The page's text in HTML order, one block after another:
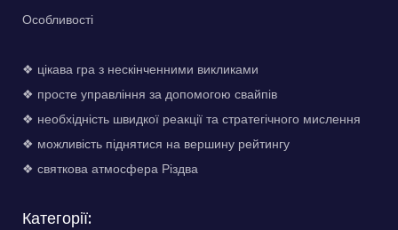
Особливості
❖ цікава гра з нескінченними викликами
❖ просте управління за допомогою свайпів
❖ необхідність швидкої реакції та стратегічного мислення
❖ можливість піднятися на вершину рейтингу
❖ святкова атмосфера Різдва
Категорії: